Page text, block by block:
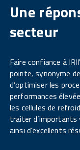
Une
secteur
Faire confiance à
pointe, synonyme
d’optimiser les
performances
les cellules de
traiter
ainsi d’excellents